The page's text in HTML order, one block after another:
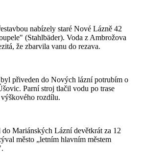
nabízely staré Nové Lázně 42
(Stahlbäder). Voda z Ambrožova
že zbarvila vanu do rezava.
přiveden do Nových lázní potrubím o
Parní stroj tlačil vodu po trase
rozdílu.
Mariánských Lázní devětkrát za 12
město „letním hlavním městem